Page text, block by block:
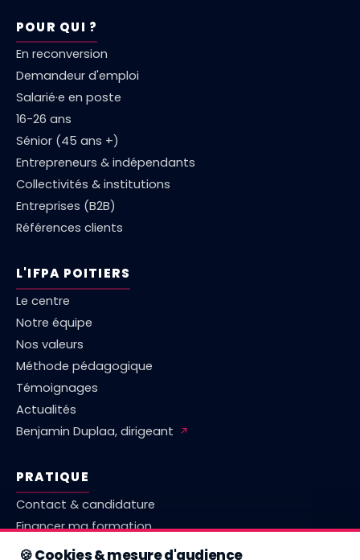
POUR QUI ?
En reconversion
Demandeur d'emploi
Salarié·e en poste
16-26 ans
Sénior (45 ans +)
Entrepreneurs & indépendants
Collectivités & institutions
Entreprises (B2B)
Références clients
L'IFPA POITIERS
Le centre
Notre équipe
Nos valeurs
Méthode pédagogique
Témoignages
Actualités
Benjamin Duplaa, dirigeant ↗
PRATIQUE
Contact & candidature
Financer ma formation
Marché emploi Vienne
🍪 Cookies & mesure d'audience